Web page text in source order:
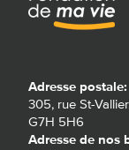
Adresse postale:
305, rue St-
G7H 5H6
Adresse de nos